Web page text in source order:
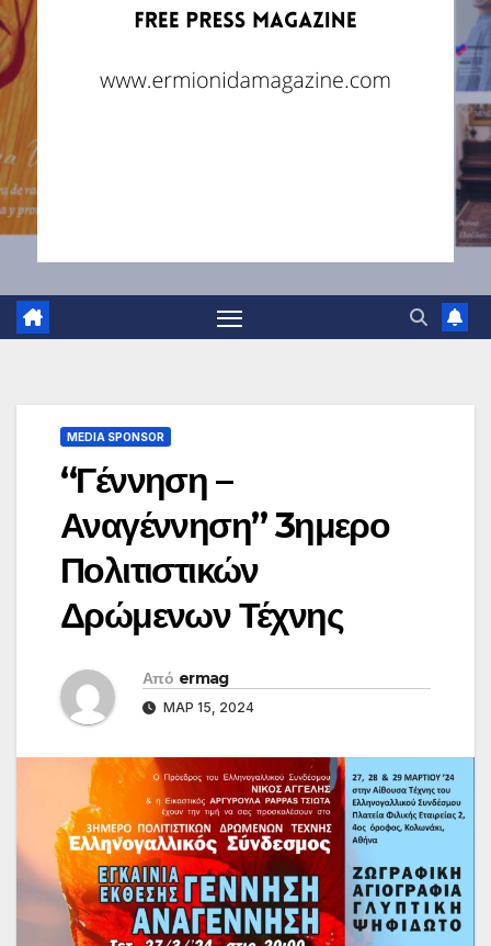
MEDIA SPONSOR
“Γέννηση –
Αναγέννηση” 3ημερο
Πολιτιστικών
Δρώμενων Τέχνης
Από ermag
ΜΑΡ 15, 2024